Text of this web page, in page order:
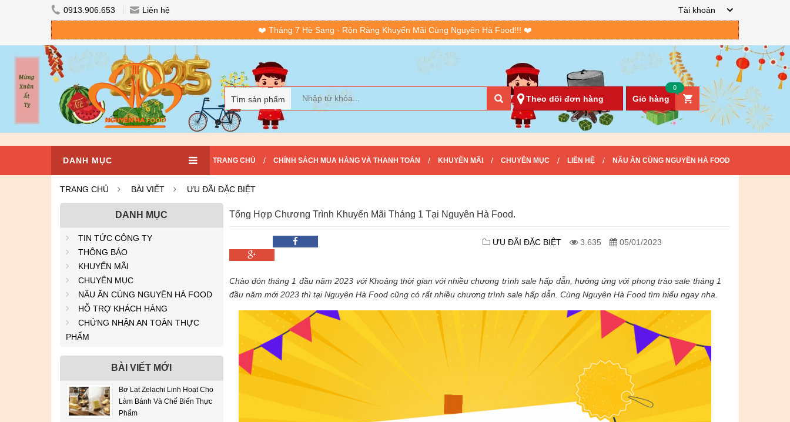
0913.906.653 Liên hệ Tài khoản
❤️ Tháng 7 Hè Sang - Rộn Ràng Khuyến Mãi Cùng Nguyên Hà Food!!! ❤️
Tìm sản phẩm Theo dõi đơn hàng Giỏ hàng
0
DANH MỤC TRANG CHỦ / CHÍNH SÁCH MUA HÀNG VÀ THANH TOÁN / KHUYẾN MÃI / CHUYÊN MỤC / LIÊN HỆ / NẤU ĂN CÙNG NGUYÊN HÀ FOOD
TRANG CHỦ BÀI VIẾT ƯU ĐÃI ĐẶC BIỆT
DANH MỤC
TIN TỨC CÔNG TY
THÔNG BÁO
KHUYẾN MÃI
CHUYÊN MỤC
NẤU ĂN CÙNG NGUYÊN HÀ FOOD
HỖ TRỢ KHÁCH HÀNG
CHỨNG NHẬN AN TOÀN THỰC
PHẨM
BÀI VIẾT MỚI
Bơ Lạt Zelachi Linh Hoạt Cho
Làm Bánh Và Chế Biến Thực
Phẩm
Tổng Hợp Chương Trình Khuyến Mãi Tháng 1 Tại Nguyên Hà Food.
ƯU ĐÃI ĐẶC BIỆT 3.635 05/01/2023
Chào đón tháng 1 đầu năm 2023 với Khoảng thời gian với nhiều chương trình sale hấp dẫn, hưởng ứng với phong trào sale tháng 1
đầu năm mới 2023 thì tại Nguyên Hà Food cũng có rất nhiều chương trình sale hấp dẫn. Cùng Nguyên Hà Food tìm hiểu ngay nha.